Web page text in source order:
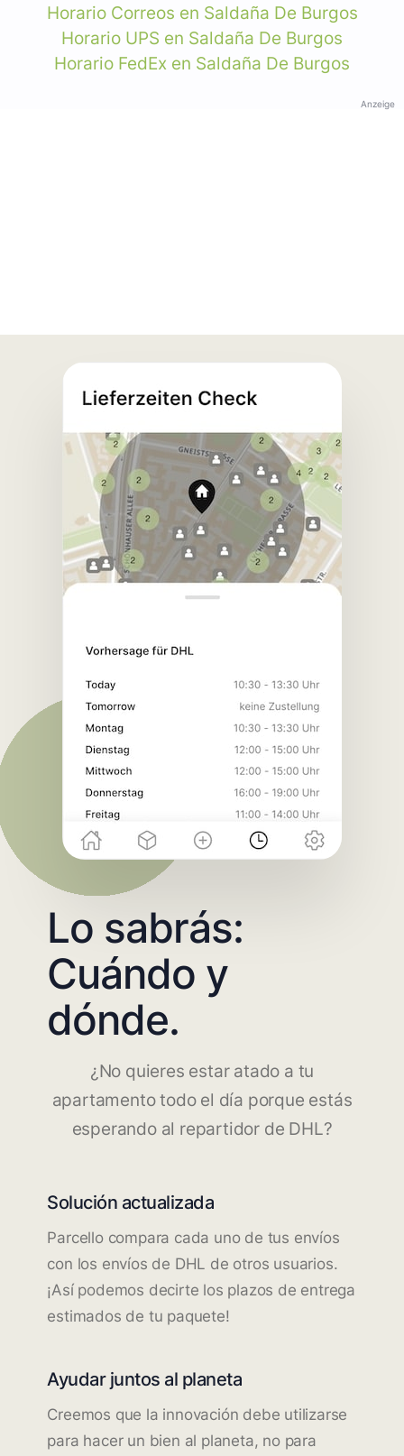
Horario Correos en Saldaña De Burgos
Horario UPS en Saldaña De Burgos
Horario FedEx en Saldaña De Burgos
Anzeige
Lo sabrás:
Cuándo y
dónde.
¿No quieres estar atado a tu
apartamento todo el día porque estás
esperando al repartidor de DHL?
Solución actualizada
Parcello compara cada uno de tus envíos
con los envíos de DHL de otros usuarios.
¡Así podemos decirte los plazos de entrega
estimados de tu paquete!
Ayudar juntos al planeta
Creemos que la innovación debe utilizarse
para hacer un bien al planeta, no para